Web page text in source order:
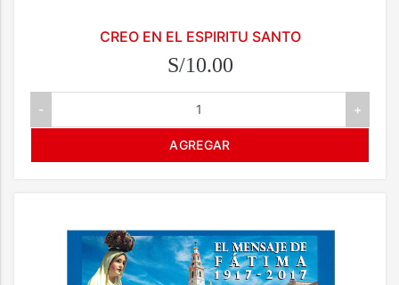
CREO EN EL ESPIRITU SANTO
S/10.00
- +
AGREGAR